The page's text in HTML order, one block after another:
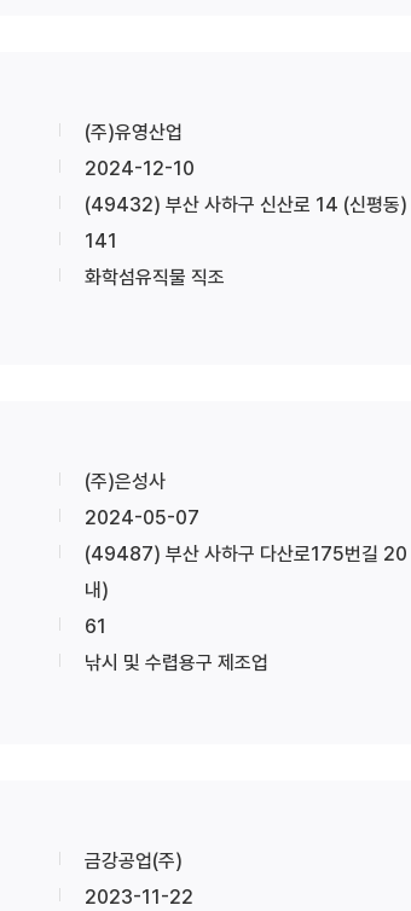
(주)유영산업
2024-12-10
(49432) 부산 사하구 신산로 14 (신평동)
141
화학섬유직물 직조
(주)은성사
2024-05-07
(49487) 부산 사하구 다산로175번길 20
내)
61
낚시 및 수렵용구 제조업
금강공업(주)
2023-11-22